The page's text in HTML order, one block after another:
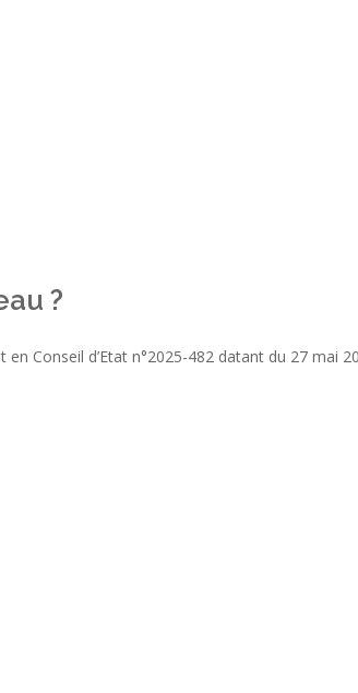
?
Conseil d’Etat n°2025-482 datant du 27 mai